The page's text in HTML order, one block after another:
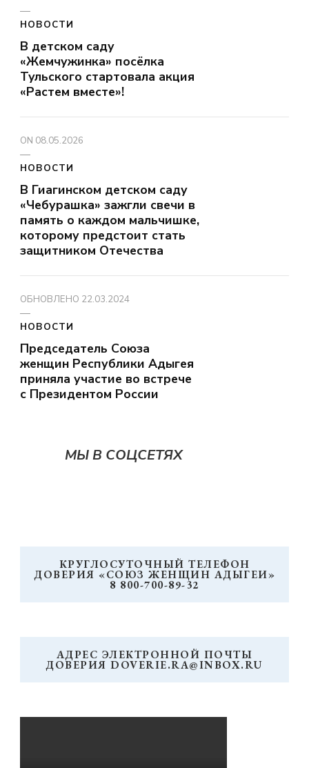
НОВОСТИ
В детском саду
«Жемчужинка» посёлка
Тульского стартовала акция
«Растем вместе»!
ON 08.05.2026
НОВОСТИ
В Гиагинском детском саду
«Чебурашка» зажгли свечи в
память о каждом мальчишке,
которому предстоит стать
защитником Отечества
ОБНОВЛЕНО 22.03.2024
НОВОСТИ
Председатель Союза
женщин Республики Адыгея
приняла участие во встрече
с Президентом России
МЫ В СОЦСЕТЯХ
КРУГЛОСУТОЧНЫЙ ТЕЛЕФОН
ДОВЕРИЯ «СОЮЗ ЖЕНЩИН АДЫГЕИ»
8 800-700-89-32
АДРЕС ЭЛЕКТРОННОЙ ПОЧТЫ
ДОВЕРИЯ DOVERIE.RA@INBOX.RU